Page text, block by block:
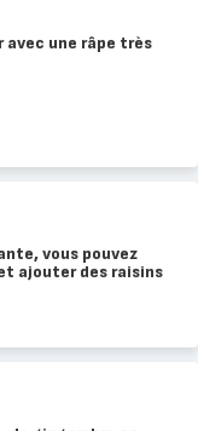
avec une râpe très
vous pouvez
ajouter des raisins